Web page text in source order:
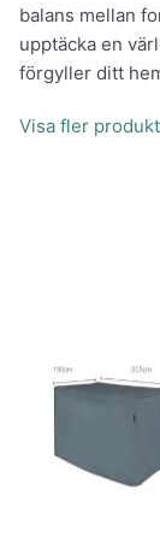
balans mellan
upptäcka en
förgyller ditt
Visa fler